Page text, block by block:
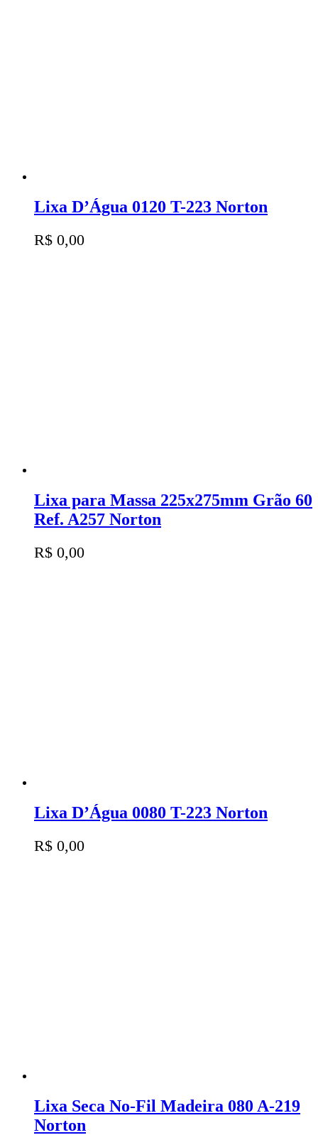
Lixa D’Água 0120 T-223 Norton
R$ 0,00
Lixa para Massa 225x275mm Grão 60
Ref. A257 Norton
R$ 0,00
Lixa D’Água 0080 T-223 Norton
R$ 0,00
Lixa Seca No-Fil Madeira 080 A-219
Norton